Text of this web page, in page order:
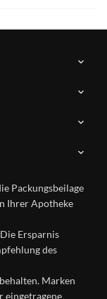
Packungsbeilage
Ihrer Apotheke
Ersparnis
des
Marken
eingetragene